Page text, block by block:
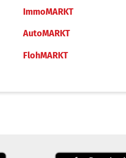
ImmoMARKT
AutoMARKT
FlohMARKT